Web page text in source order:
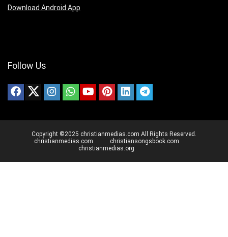
Download Android App
Follow Us
Copyright ©2025 christianmedias.com All Rights Reserved.
christianmedias.com
christiansongsbook.com
christianmedias.org